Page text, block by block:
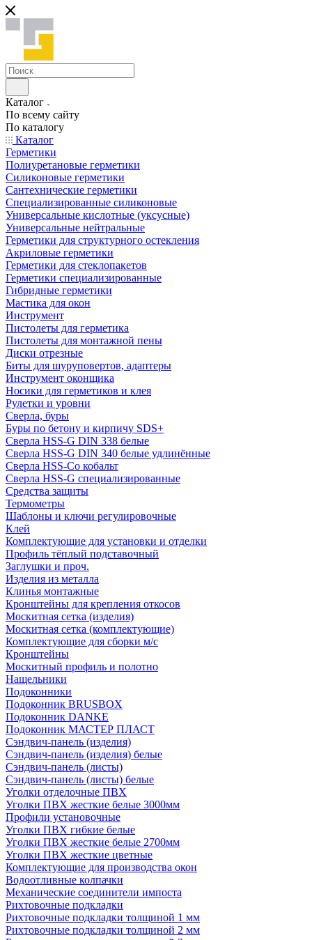
Каталог
По всему сайту
По каталогу
Каталог
Герметики
Полиуретановые герметики
Силиконовые герметики
Сантехнические герметики
Специализированные силиконовые
Универсальные кислотные (уксусные)
Универсальные нейтральные
Герметики для структурного остекления
Акриловые герметики
Герметики для стеклопакетов
Герметики специализированные
Гибридные герметики
Мастика для окон
Инструмент
Пистолеты для герметика
Пистолеты для монтажной пены
Диски отрезные
Биты для шуруповертов, адаптеры
Инструмент оконщика
Носики для герметиков и клея
Рулетки и уровни
Сверла, буры
Буры по бетону и кирпичу SDS+
Сверла HSS-G DIN 338 белые
Сверла HSS-G DIN 340 белые удлинённые
Сверла HSS-Co кобальт
Сверла HSS-G специализированные
Средства защиты
Термометры
Шаблоны и ключи регулировочные
Клей
Комплектующие для установки и отделки
Профиль тёплый подставочный
Заглушки и проч.
Изделия из металла
Клинья монтажные
Кронштейны для крепления откосов
Москитная сетка (изделия)
Москитная сетка (комплектующие)
Комплектующие для сборки м/с
Кронштейны
Москитный профиль и полотно
Нащельники
Подоконники
Подоконник BRUSBOX
Подоконник DANKE
Подоконник МАСТЕР ПЛАСТ
Сэндвич-панель (изделия)
Сэндвич-панель (изделия) белые
Сэндвич-панель (листы)
Сэндвич-панель (листы) белые
Уголки отделочные ПВХ
Уголки ПВХ жесткие белые 3000мм
Профили установочные
Уголки ПВХ гибкие белые
Уголки ПВХ жесткие белые 2700мм
Уголки ПВХ жесткие цветные
Комплектующие для производства окон
Водоотливные колпачки
Механические соединители импоста
Рихтовочные подкладки
Рихтовочные подкладки толщиной 1 мм
Рихтовочные подкладки толщиной 2 мм